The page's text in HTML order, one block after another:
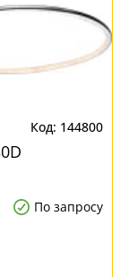
144800
По запросу